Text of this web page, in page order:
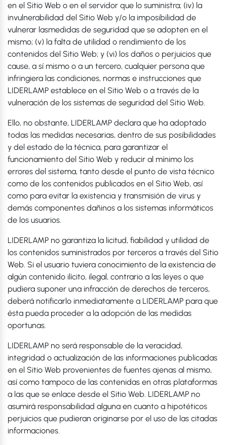
en el Sitio Web o en el servidor que lo suministra; (iv) la
invulnerabilidad del Sitio Web y/o la imposibilidad de
vulnerar lasmedidas de seguridad que se adopten en el
mismo; (v) la falta de utilidad o rendimiento de los
contenidos del Sitio Web; y (vi) los daños o perjuicios que
cause, a sí mismo o a un tercero, cualquier persona que
infringiera las condiciones, normas e instrucciones que
LIDERLAMP establece en el Sitio Web o a través de la
vulneración de los sistemas de seguridad del Sitio Web.
Ello, no obstante, LIDERLAMP declara que ha adoptado
todas las medidas necesarias, dentro de sus posibilidades
y del estado de la técnica, para garantizar el
funcionamiento del Sitio Web y reducir al mínimo los
errores del sistema, tanto desde el punto de vista técnico
como de los contenidos publicados en el Sitio Web, así
como para evitar la existencia y transmisión de virus y
demás componentes dañinos a los sistemas informáticos
de los usuarios.
LIDERLAMP no garantiza la licitud, fiabilidad y utilidad de
los contenidos suministrados por terceros a través del Sitio
Web. Si el usuario tuviera conocimiento de la existencia de
algún contenido ilícito, ilegal, contrario a las leyes o que
pudiera suponer una infracción de derechos de terceros,
deberá notificarlo inmediatamente a LIDERLAMP para que
ésta pueda proceder a la adopción de las medidas
oportunas.
LIDERLAMP no será responsable de la veracidad,
integridad o actualización de las informaciones publicadas
en el Sitio Web provenientes de fuentes ajenas al mismo,
así como tampoco de las contenidas en otras plataformas
a las que se enlace desde el Sitio Web. LIDERLAMP no
asumirá responsabilidad alguna en cuanto a hipotéticos
perjuicios que pudieran originarse por el uso de las citadas
informaciones.